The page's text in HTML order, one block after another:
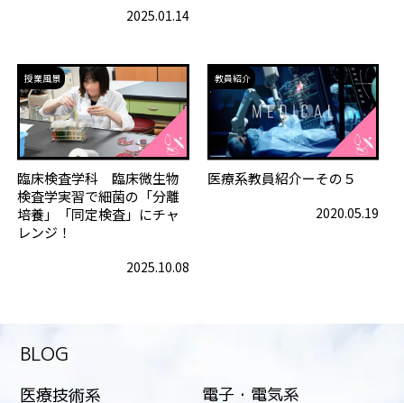
2025.01.14
授業風景
臨床検査学科 臨床微生物
検査学実習で細菌の「分離
培養」「同定検査」にチャ
レンジ！
2025.10.08
教員紹介
医療系教員紹介ーその５
2020.05.19
BLOG
医療技術系 電子・電気系